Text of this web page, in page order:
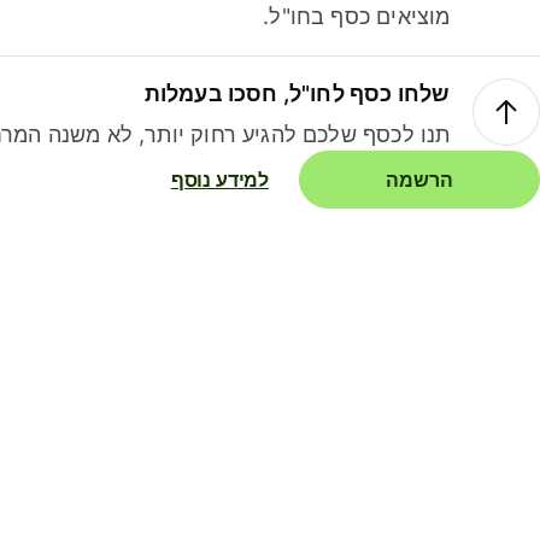
מוציאים כסף בחו"ל.
שלחו כסף לחו"ל, חסכו בעמלות
תנו לכסף שלכם להגיע רחוק יותר, לא משנה
הרשמה למידע נוסף